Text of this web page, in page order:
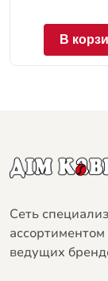
В
Сеть
ведущих